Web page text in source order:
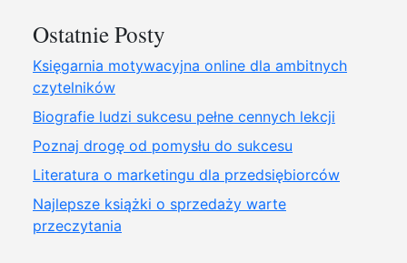
Ostatnie Posty
Księgarnia motywacyjna online dla ambitnych
czytelników
Biografie ludzi sukcesu pełne cennych lekcji
Poznaj drogę od pomysłu do sukcesu
Literatura o marketingu dla przedsiębiorców
Najlepsze książki o sprzedaży warte
przeczytania